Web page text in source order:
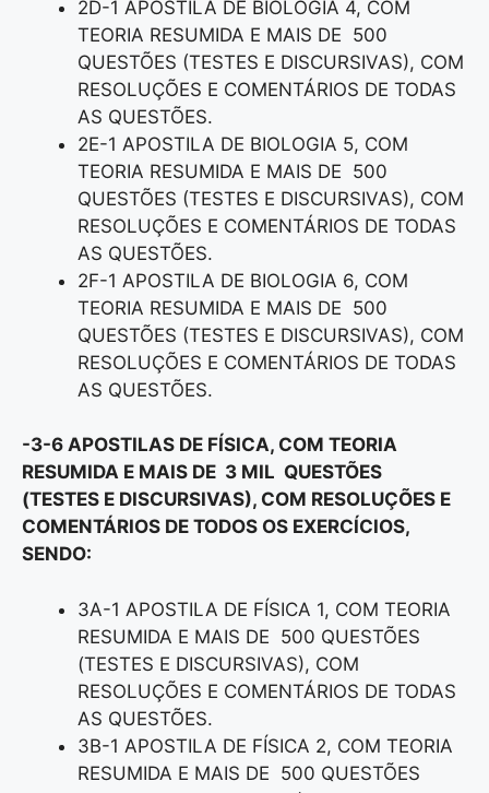
2D-1 APOSTILA DE BIOLOGIA 4, COM
TEORIA RESUMIDA E MAIS DE 500
QUESTÕES (TESTES E DISCURSIVAS), COM
RESOLUÇÕES E COMENTÁRIOS DE TODAS
AS QUESTÕES.
2E-1 APOSTILA DE BIOLOGIA 5, COM
TEORIA RESUMIDA E MAIS DE 500
QUESTÕES (TESTES E DISCURSIVAS), COM
RESOLUÇÕES E COMENTÁRIOS DE TODAS
AS QUESTÕES.
2F-1 APOSTILA DE BIOLOGIA 6, COM
TEORIA RESUMIDA E MAIS DE 500
QUESTÕES (TESTES E DISCURSIVAS), COM
RESOLUÇÕES E COMENTÁRIOS DE TODAS
AS QUESTÕES.
-3-6 APOSTILAS DE FÍSICA, COM TEORIA
RESUMIDA E MAIS DE 3 MIL QUESTÕES
(TESTES E DISCURSIVAS), COM RESOLUÇÕES E
COMENTÁRIOS DE TODOS OS EXERCÍCIOS,
SENDO:
3A-1 APOSTILA DE FÍSICA 1, COM TEORIA
RESUMIDA E MAIS DE 500 QUESTÕES
(TESTES E DISCURSIVAS), COM
RESOLUÇÕES E COMENTÁRIOS DE TODAS
AS QUESTÕES.
3B-1 APOSTILA DE FÍSICA 2, COM TEORIA
RESUMIDA E MAIS DE 500 QUESTÕES